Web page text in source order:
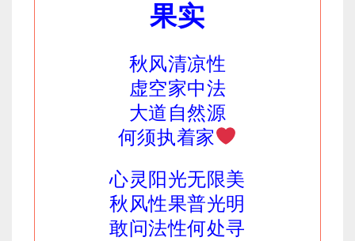
果实
秋风清凉性
虚空家中法
大道自然源
何须执着家
心灵阳光无限美
秋风性果普光明
敢问法性何处寻